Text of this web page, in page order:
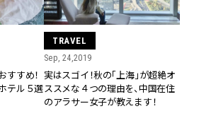
すすめ！
テル５選
TRAVEL
Sep, 24,2019
実はスゴイ！秋の「上海」が超絶オ
ススメな４つの理由を、中国在住
のアラサー女子が教えます！